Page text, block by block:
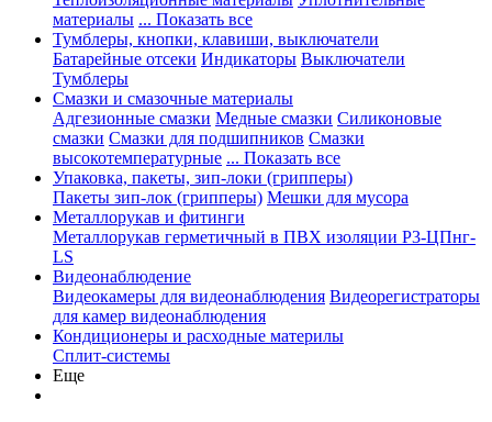
материалы ... Показать все
Тумблеры, кнопки, клавиши, выключатели
Батарейные отсеки Индикаторы Выключатели
Тумблеры
Смазки и смазочные материалы
Адгезионные смазки Медные смазки Силиконовые
смазки Смазки для подшипников Смазки
высокотемпературные ... Показать все
Упаковка, пакеты, зип-локи (грипперы)
Пакеты зип-лок (грипперы) Мешки для мусора
Металлорукав и фитинги
Металлорукав герметичный в ПВХ изоляции Р3-ЦПнг-
LS
Видеонаблюдение
Видеокамеры для видеонаблюдения Видеорегистраторы
для камер видеонаблюдения
Кондиционеры и расходные материлы
Сплит-системы
Еще